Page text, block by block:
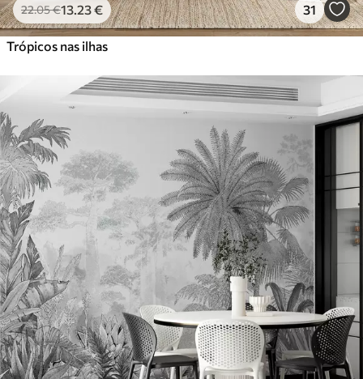
22.05€13 .23€ 31
Trópicos nas ilhas